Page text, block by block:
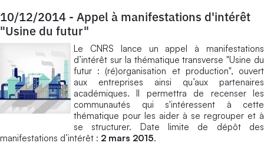
10/12/2014 - Appel à manifestations d'intérêt
"Usine du futur"
Le CNRS lance un appel à manifestations
d’intérêt sur la thématique transverse "Usine du
futur : (ré)organisation et production", ouvert
aux entreprises ainsi qu’aux partenaires
académiques. Il permettra de recenser les
communautés qui s'intéressent à cette
thématique pour les aider à se regrouper et à
se structurer. Date limite de dépôt des
manifestations d’intérêt : 2 mars 2015.